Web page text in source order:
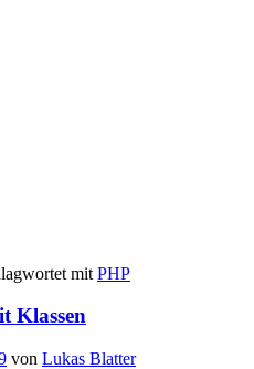
mit PHP
Klassen
von Lukas Blatter